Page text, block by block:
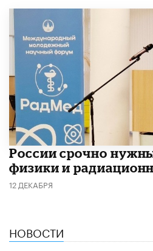
России срочно
физики и
12 ДЕКАБРЯ
НОВОСТИ